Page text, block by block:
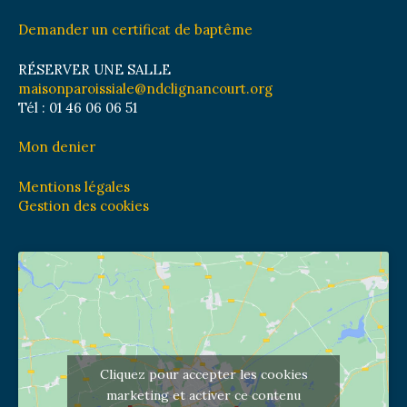
Demander un certificat de baptême
RÉSERVER UNE SALLE
maisonparoissiale@ndclignancourt.org
Tél : 01 46 06 06 51
Mon denier
Mentions légales
Gestion des cookies
Cliquez pour accepter les cookies
marketing et activer ce contenu